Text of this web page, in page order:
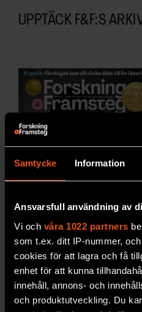
Samtycke Information
Ansvarsfull användning av
Vi och våra 1022 partners
som t.ex. ditt IP-nummer,
cookies för att lagra och få
enhet för att kunna
innehåll, annons- och
och produktutveckling. Du
UPPTÄCK F&F:S
2026/5